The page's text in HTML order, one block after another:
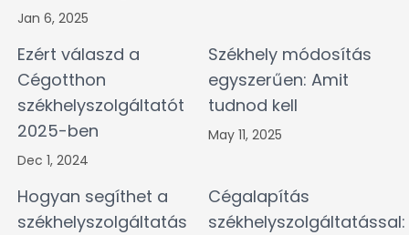
Jan 6, 2025
Ezért válaszd a
Cégotthon
székhelyszolgáltatót
2025-ben
Dec 1, 2024
Székhely módosítás
egyszerűen: Amit
tudnod kell
May 11, 2025
Hogyan segíthet a
székhelyszolgáltatás
Cégalapítás
székhelyszolgáltatással: